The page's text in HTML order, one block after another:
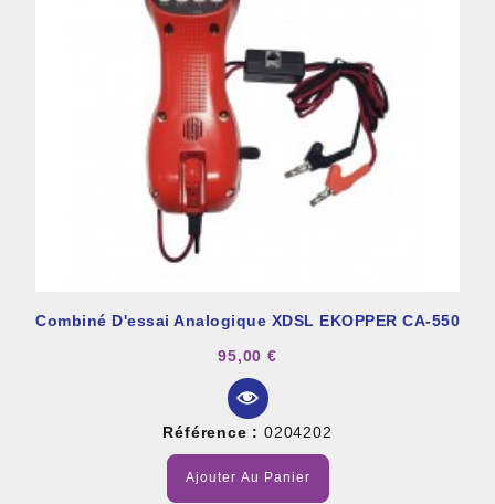
Combiné D'essai Analogique XDSL EKOPPER CA-550
95,00 €
Référence : 0204202
Ajouter Au Panier